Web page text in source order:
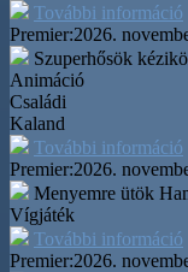
További információ
Premier:2026.
Szuperhősök
Animáció
Családi
Kaland
További információ
Premier:2026.
Menyemre ütök
Vígjáték
További információ
Premier:2026.